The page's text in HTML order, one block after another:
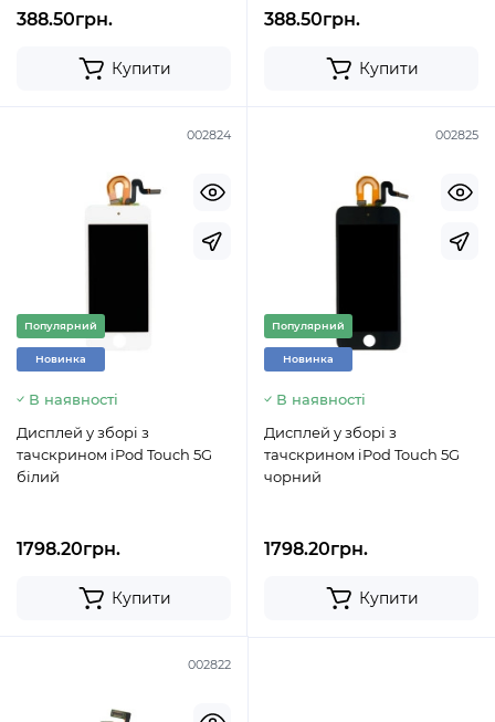
388.50грн.
Купити
388.50грн.
Купити
002824
Популярний
Новинка
В наявності
Дисплей у зборі з
тачскрином iPod Touch 5G
білий
1798.20грн.
Купити
002825
Популярний
Новинка
В наявності
Дисплей у зборі з
тачскрином iPod Touch 5G
чорний
1798.20грн.
Купити
002822